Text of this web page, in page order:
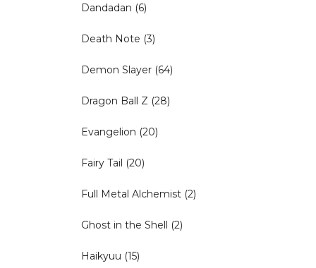
Dandadan (6)
Death Note (3)
Demon Slayer (64)
Dragon Ball Z (28)
Evangelion (20)
Fairy Tail (20)
Full Metal Alchemist (2)
Ghost in the Shell (2)
Haikyuu (15)